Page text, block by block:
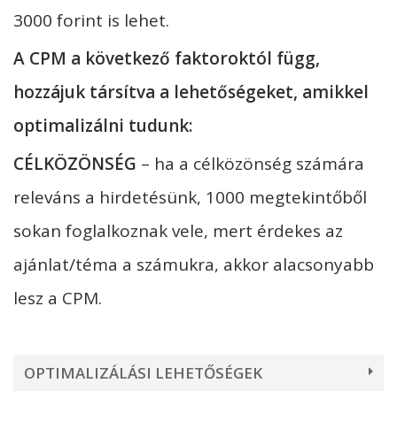
3000 forint is lehet.
A CPM a következő faktoroktól függ,
hozzájuk társítva a lehetőségeket, amikkel
optimalizálni tudunk:
CÉLKÖZÖNSÉG – ha a célközönség számára
releváns a hirdetésünk, 1000 megtekintőből
sokan foglalkoznak vele, mert érdekes az
ajánlat/téma a számukra, akkor alacsonyabb
lesz a CPM.
OPTIMALIZÁLÁSI LEHETŐSÉGEK